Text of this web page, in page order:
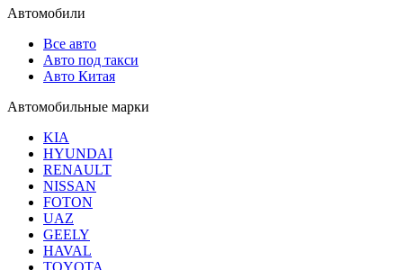
Автомобили
Все авто
Авто под такси
Авто Китая
Автомобильные марки
KIA
HYUNDAI
RENAULT
NISSAN
FOTON
UAZ
GEELY
HAVAL
TOYOTA